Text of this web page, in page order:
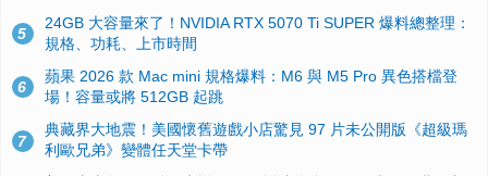
5
24GB 大容量來了！NVIDIA RTX 5070 Ti SUPER 爆料總整理：
規格、功耗、上市時間
6
蘋果 2026 款 Mac mini 規格爆料：M6 與 M5 Pro 異色搭檔登
場！容量或將 512GB 起跳
7
典藏界大地震！美國懷舊遊戲小店驚見 97 片未公開版《超級瑪
利歐兄弟》變體任天堂卡帶